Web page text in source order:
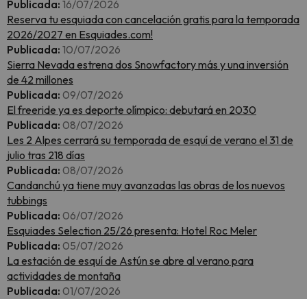
Publicada: 16/07/2026
Reserva tu esquiada con cancelación gratis para la temporada
2026/2027 en Esquiades.com!
Publicada: 10/07/2026
Sierra Nevada estrena dos Snowfactory más y una inversión
de 42 millones
Publicada: 09/07/2026
El freeride ya es deporte olímpico: debutará en 2030
Publicada: 08/07/2026
Les 2 Alpes cerrará su temporada de esquí de verano el 31 de
julio tras 218 días
Publicada: 08/07/2026
Candanchú ya tiene muy avanzadas las obras de los nuevos
tubbings
Publicada: 06/07/2026
Esquiades Selection 25/26 presenta: Hotel Roc Meler
Publicada: 05/07/2026
La estación de esquí de Astún se abre al verano para
actividades de montaña
Publicada: 01/07/2026